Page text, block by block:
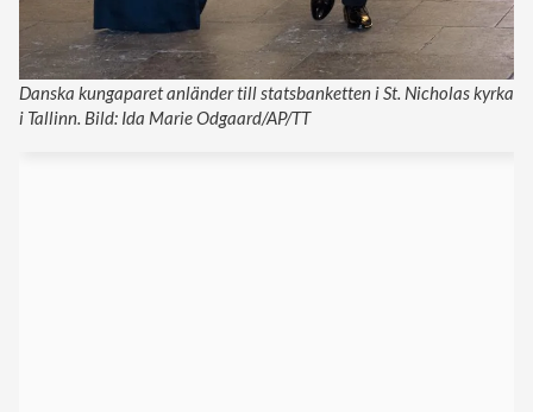
Danska kungaparet anländer till statsbanketten i St. Nicholas kyrka
i Tallinn. Bild: Ida Marie Odgaard/AP/TT